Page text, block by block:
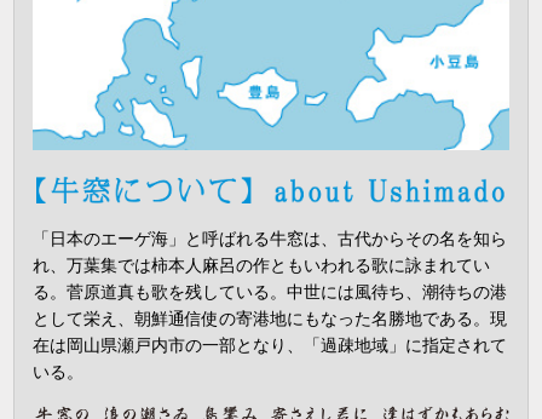
「日本のエーゲ海」と呼ばれる牛窓は、古代からその名を知ら
れ、万葉集では柿本人麻呂の作ともいわれる歌に詠まれてい
る。菅原道真も歌を残している。中世には風待ち、潮待ちの港
として栄え、朝鮮通信使の寄港地にもなった名勝地である。現
在は岡山県瀬戸内市の一部となり、「過疎地域」に指定されて
いる。